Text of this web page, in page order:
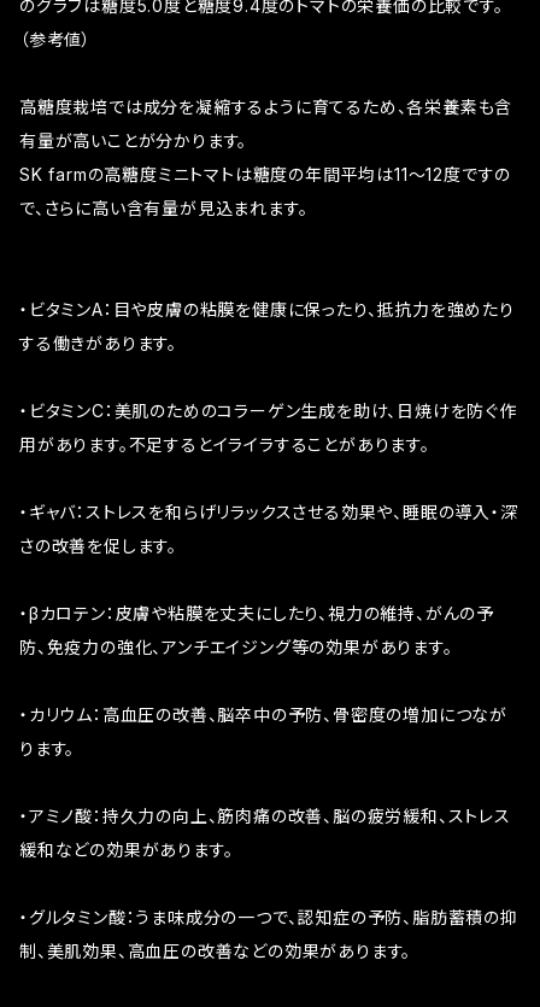
のグラフは糖度5.0度と糖度9.4度のトマトの栄養価の比較です。
（参考値）
高糖度栽培では成分を凝縮するように育てるため、各栄養素も含
有量が高いことが分かります。
SK farmの高糖度ミニトマトは糖度の年間平均は11～12度ですの
で、さらに高い含有量が見込まれます。
・ビタミンA：目や皮膚の粘膜を健康に保ったり、抵抗力を強めたり
する働きがあります。
・ビタミンC：美肌のためのコラーゲン生成を助け、日焼けを防ぐ作
用があります。不足するとイライラすることがあります。
・ギャバ：ストレスを和らげリラックスさせる効果や、睡眠の導入・深
さの改善を促します。
・βカロテン：皮膚や粘膜を丈夫にしたり、視力の維持、がんの予
防、免疫力の強化、アンチエイジング等の効果があります。
・カリウム：高血圧の改善、脳卒中の予防、骨密度の増加につなが
ります。
・アミノ酸：持久力の向上、筋肉痛の改善、脳の疲労緩和、ストレス
緩和などの効果があります。
・グルタミン酸：うま味成分の一つで、認知症の予防、脂肪蓄積の抑
制、美肌効果、高血圧の改善などの効果があります。